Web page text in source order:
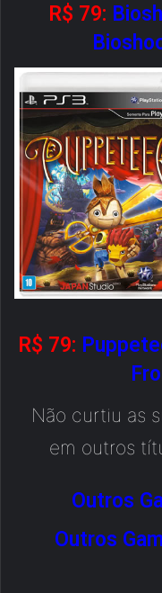
R$ 79:
R$ 79:
Não curtiu as
em outros
Outros
Outros